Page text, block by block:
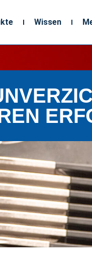
Wissen